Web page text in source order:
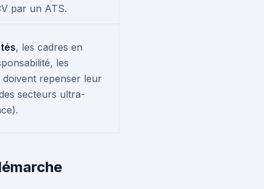
par un ATS.
, les cadres en
les
repenser leur
secteurs ultra-